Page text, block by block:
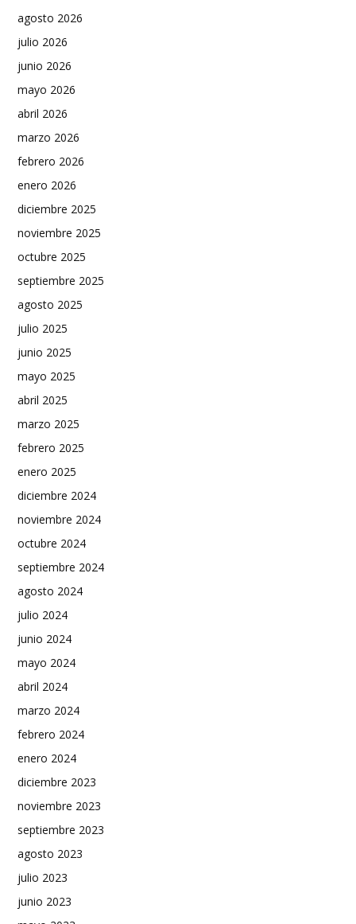
agosto 2026
julio 2026
junio 2026
mayo 2026
abril 2026
marzo 2026
febrero 2026
enero 2026
diciembre 2025
noviembre 2025
octubre 2025
septiembre 2025
agosto 2025
julio 2025
junio 2025
mayo 2025
abril 2025
marzo 2025
febrero 2025
enero 2025
diciembre 2024
noviembre 2024
octubre 2024
septiembre 2024
agosto 2024
julio 2024
junio 2024
mayo 2024
abril 2024
marzo 2024
febrero 2024
enero 2024
diciembre 2023
noviembre 2023
septiembre 2023
agosto 2023
julio 2023
junio 2023